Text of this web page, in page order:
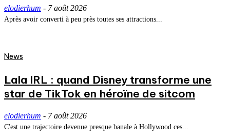
elodierhum - 7 août 2026
Après avoir converti à peu près toutes ses attractions...
News
Lala IRL : quand Disney transforme une
star de TikTok en héroïne de sitcom
elodierhum - 7 août 2026
C'est une trajectoire devenue presque banale à Hollywood ces...